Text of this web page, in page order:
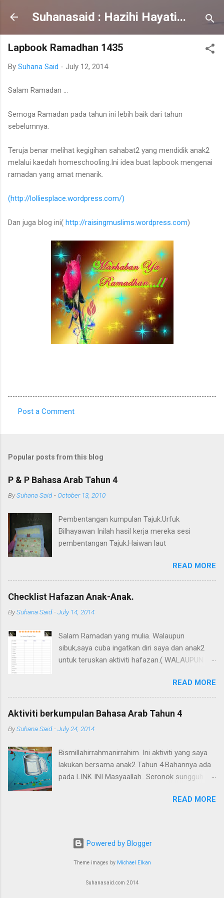
Skip to main content
Suhanasaid : Hazihi Hayati...
Lapbook Ramadhan 1435
By Suhana Said - July 12, 2014
Salam Ramadan ...
Semoga Ramadan pada tahun ini lebih baik dari tahun
sebelumnya.
Teruja benar melihat kegigihan sahabat2 yang mendidik anak2
melalui kaedah homeschooling.Ini idea buat lapbook mengenai
ramadan yang amat menarik.
(http://lolliesplace.wordpress.com/)
Dan juga blog ini( http://raisingmuslims.wordpress.com)
m
e
n
Post a Comment
Popular posts from this blog
P & P Bahasa Arab Tahun 4
BySuhana Said -October 13, 2010
Pembentangan kumpulan Tajuk:Urfuk
Bilhayawan Inilah hasil kerja mereka sesi
pembentangan Tajuk:Haiwan laut
READ MORE
Checklist Hafazan Anak-Anak.
BySuhana Said -July 14, 2014
Salam Ramadan yang mulia. Walaupun
sibuk,saya cuba ingatkan diri saya dan anak2
untuk teruskan aktiviti hafazan.( WALAUPUN
blogwalking dan terjumpa blog sisters kat
UK(kalau xsilap) yang amat tekun mengajar
anak2 mereka di rumah. Saya kongsikan di sini
carta hafazan untuk tandakan surah2 yang
dihafaz oleh anak kita. Rujuk di sini
juga di sini
http://www.easelandink.com/gallery/index.htm
Sangat bagus dan islamic .
READ MORE
Aktiviti berkumpulan Bahasa Arab Tahun 4
BySuhana Said -July 24, 2014
Bismillahirrahmanirrahim. Ini aktiviti yang saya
lakukan bersama anak2 Tahun 4.Bahannya ada
pada LINK INI Masyaallah...Seronok sungguh
READ MORE
Powered by Blogger
Theme images by Michael Elkan
Suhanasaid.com 2014